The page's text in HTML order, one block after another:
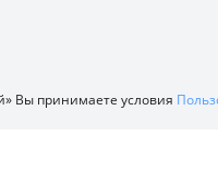
Вы принимаете условия